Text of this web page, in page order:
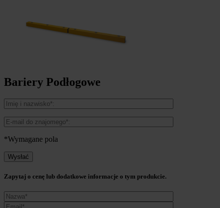
Bariery Podłogowe
*Wymagane pola
Zapytaj o cenę lub dodatkowe informacje o tym produkcie.